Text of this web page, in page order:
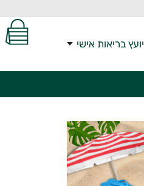
יועץ בריאות אישי